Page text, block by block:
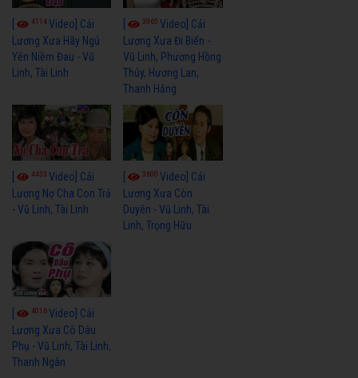
4114Video] Cải
Lương Xưa Hãy Ngủ
Yên Niềm Đau - Vũ
Linh, Tài Linh
3965Video] Cải
Lương Xưa Đi Biển -
Vũ Linh, Phương Hồng
Thủy, Hương Lan,
Thanh Hằng
4433 Video] Cải
Lương Nợ Cha Con Trả
- Vũ Linh, Tài Linh
3600Video] Cải
Lương Xưa Còn
Duyên - Vũ Linh, Tài
Linh, Trọng Hữu
[ 4016Video] Cải
Lương Xưa Cô Dâu
Phụ - Vũ Linh, Tài Linh,
Thanh Ngân